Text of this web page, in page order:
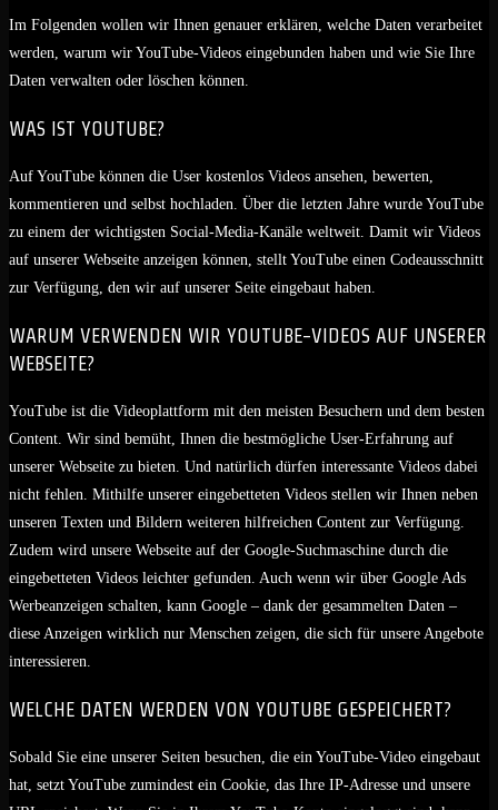
Im Folgenden wollen wir Ihnen genauer erklären, welche Daten verarbeitet
werden, warum wir YouTube-Videos eingebunden haben und wie Sie Ihre
Daten verwalten oder löschen können.
WAS IST YOUTUBE?
Auf YouTube können die User kostenlos Videos ansehen, bewerten,
kommentieren und selbst hochladen. Über die letzten Jahre wurde YouTube
zu einem der wichtigsten Social-Media-Kanäle weltweit. Damit wir Videos
auf unserer Webseite anzeigen können, stellt YouTube einen Codeausschnitt
zur Verfügung, den wir auf unserer Seite eingebaut haben.
WARUM VERWENDEN WIR YOUTUBE-VIDEOS AUF UNSERER
WEBSEITE?
YouTube ist die Videoplattform mit den meisten Besuchern und dem besten
Content. Wir sind bemüht, Ihnen die bestmögliche User-Erfahrung auf
unserer Webseite zu bieten. Und natürlich dürfen interessante Videos dabei
nicht fehlen. Mithilfe unserer eingebetteten Videos stellen wir Ihnen neben
unseren Texten und Bildern weiteren hilfreichen Content zur Verfügung.
Zudem wird unsere Webseite auf der Google-Suchmaschine durch die
eingebetteten Videos leichter gefunden. Auch wenn wir über Google Ads
Werbeanzeigen schalten, kann Google – dank der gesammelten Daten –
diese Anzeigen wirklich nur Menschen zeigen, die sich für unsere Angebote
interessieren.
WELCHE DATEN WERDEN VON YOUTUBE GESPEICHERT?
Sobald Sie eine unserer Seiten besuchen, die ein YouTube-Video eingebaut
hat, setzt YouTube zumindest ein Cookie, das Ihre IP-Adresse und unsere